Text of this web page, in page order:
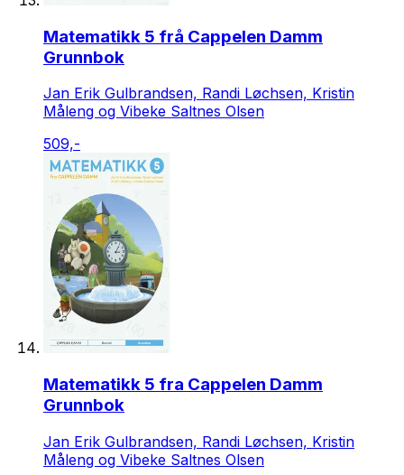
Matematikk 5 frå Cappelen Damm
Grunnbok
Jan Erik Gulbrandsen, Randi Løchsen, Kristin
Måleng og Vibeke Saltnes Olsen
509,-
Matematikk 5 fra Cappelen Damm
Grunnbok
Jan Erik Gulbrandsen, Randi Løchsen, Kristin
Måleng og Vibeke Saltnes Olsen